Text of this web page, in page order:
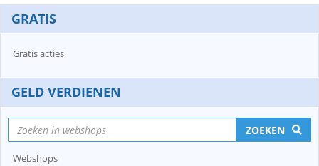
GRATIS
Gratis acties
GELD VERDIENEN
ZOEKEN
Webshops